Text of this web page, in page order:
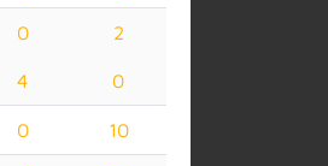
0 2
4 0
0 10